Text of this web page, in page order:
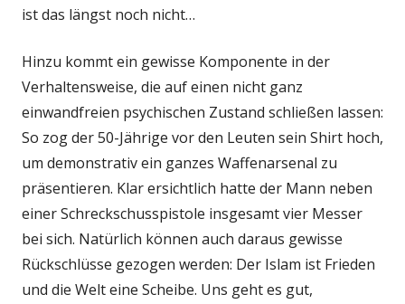
ist das längst noch nicht…
Hinzu kommt ein gewisse Komponente in der
Verhaltensweise, die auf einen nicht ganz
einwandfreien psychischen Zustand schließen lassen:
So zog der 50-Jährige vor den Leuten sein Shirt hoch,
um demonstrativ ein ganzes Waffenarsenal zu
präsentieren. Klar ersichtlich hatte der Mann neben
einer Schreckschusspistole insgesamt vier Messer
bei sich. Natürlich können auch daraus gewisse
Rückschlüsse gezogen werden: Der Islam ist Frieden
und die Welt eine Scheibe. Uns geht es gut,